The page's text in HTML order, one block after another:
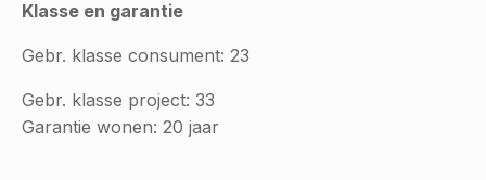
Klasse en garantie
Gebr. klasse consument: 23
Gebr. klasse project: 33
Garantie wonen: 20 jaar